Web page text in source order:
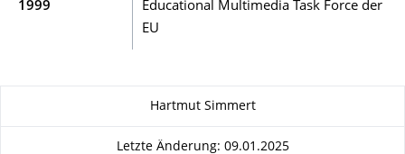
1999
Educational Multimedia Task Force der
EU
Hartmut Simmert
Letzte Änderung: 09.01.2025